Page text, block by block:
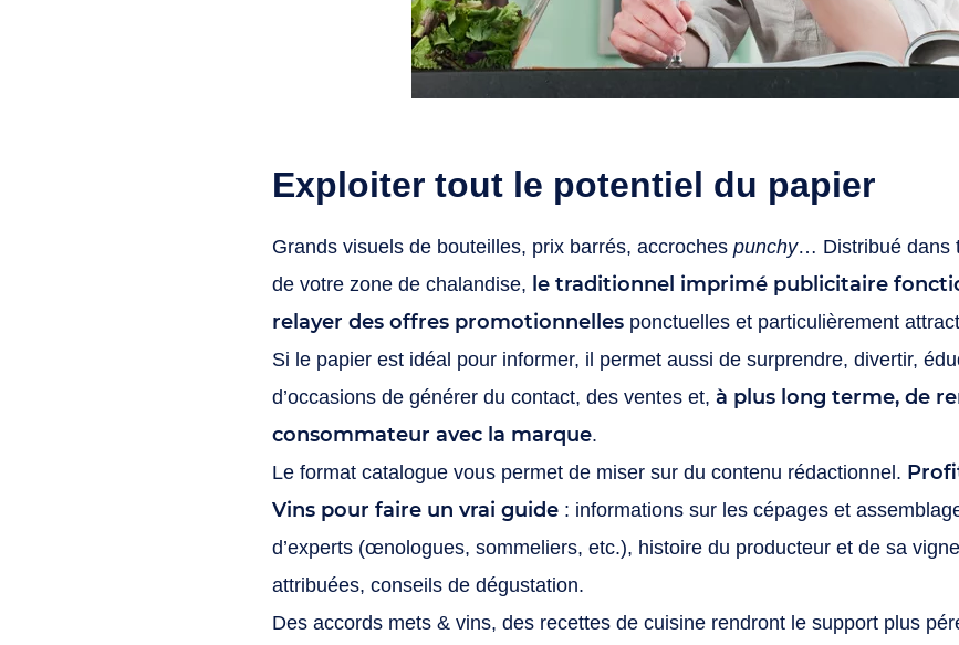
Exploiter tout le potentiel du papier
Grands visuels de bouteilles, prix barrés, accroches punchy… Distribué dans
de votre zone de chalandise, le traditionnel imprimé publicitaire
relayer des offres promotionnelles ponctuelles et particulièrement
Si le papier est idéal pour informer, il permet aussi de surprendre, divertir,
d’occasions de générer du contact, des ventes et, à plus long terme, de
consommateur avec la marque.
Le format catalogue vous permet de miser sur du contenu rédactionnel.
Vins pour faire un vrai guide : informations sur les cépages et
d’experts (œnologues, sommeliers, etc.), histoire du producteur et de sa
attribuées, conseils de dégustation.
Des accords mets & vins, des recettes de cuisine rendront le support plus